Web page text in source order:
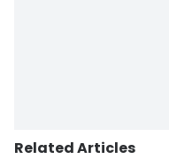
Related Articles